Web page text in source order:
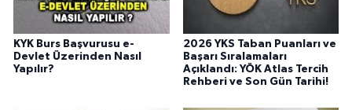
KYK Burs Başvurusu e-
Devlet Üzerinden Nasıl
Yapılır?
2026 YKS Taban Puanları ve
Başarı Sıralamaları
Açıklandı: YÖK Atlas Tercih
Rehberi ve Son Gün Tarihi!